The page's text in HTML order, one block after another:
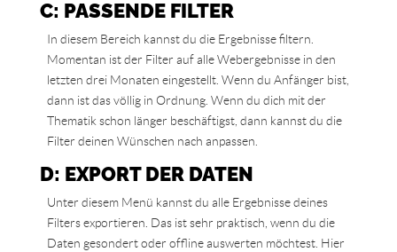
C: PASSENDE FILTER
In diesem Bereich kannst du die Ergebnisse filtern.
Momentan ist der Filter auf alle Webergebnisse in den
letzten drei Monaten eingestellt. Wenn du Anfänger bist,
dann ist das völlig in Ordnung. Wenn du dich mit der
Thematik schon länger beschäftigst, dann kannst du die
Filter deinen Wünschen nach anpassen.
D: EXPORT DER DATEN
Unter diesem Menü kannst du alle Ergebnisse deines
Filters exportieren. Das ist sehr praktisch, wenn du die
Daten gesondert oder offline auswerten möchtest. Hier